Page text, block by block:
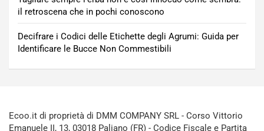
il retroscena che in pochi conoscono
Decifrare i Codici delle Etichette degli Agrumi: Guida per
Identificare le Bucce Non Commestibili
Ecoo.it di proprietà di DMM COMPANY SRL - Corso Vittorio
Emanuele II, 13, 03018 Paliano (FR) - Codice Fiscale e Partita